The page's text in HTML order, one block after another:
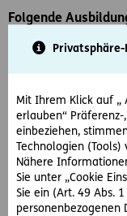
Mit Ihrem Klick auf „
erlauben“
einbeziehen,
Technologien
Nähere
Sie unter „Cookie
Sie ein (Art. 49 Abs.
personenbezogenen
Folgende
Besuch einer
Ein gültiger
Eine
Vorschriften
Krankenpflege,